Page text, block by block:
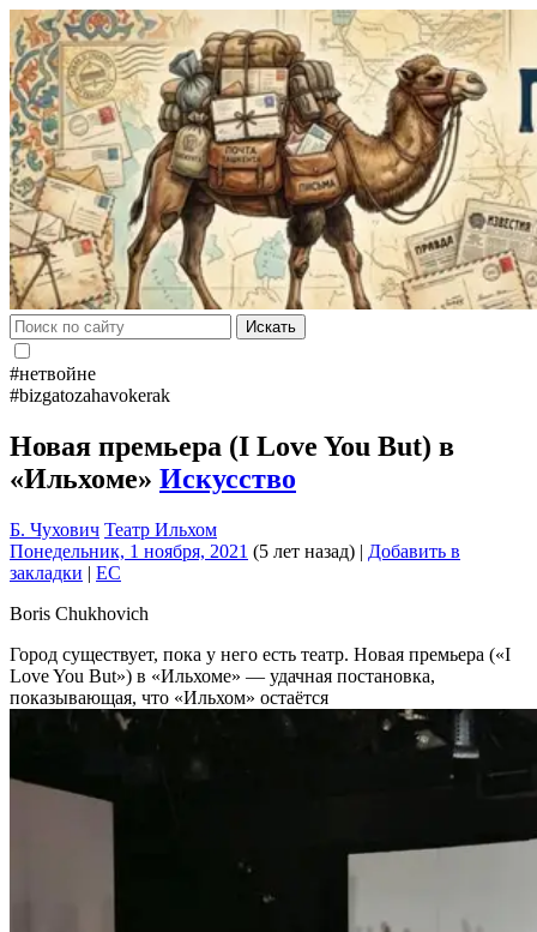
Искать
#нетвойне
#bizgatozahavokerak
Новая премьера (I Love You But) в
«Ильхоме» Искусство
Б. Чухович Театр Ильхом
Понедельник, 1 ноября, 2021 (5 лет назад) | Добавить в
закладки | EC
Boris Chukhovich
Город существует, пока у него есть театр. Новая премьера («I
Love You But») в «Ильхоме» — удачная постановка,
показывающая, что «Ильхом» остаётся